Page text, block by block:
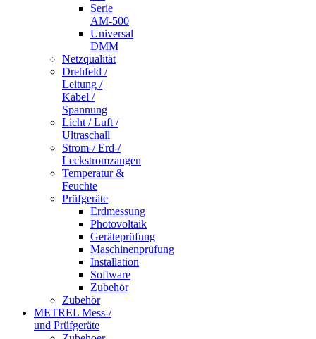
Serie
AM-500
Universal
DMM
Netzqualität
Drehfeld /
Leitung /
Kabel /
Spannung
Licht / Luft /
Ultraschall
Strom-/ Erd-/
Leckstromzangen
Temperatur &
Feuchte
Prüfgeräte
Erdmessung
Photovoltaik
Geräteprüfung
Maschinenprüfung
Installation
Software
Zubehör
Zubehör
METREL Mess-/
und Prüfgeräte